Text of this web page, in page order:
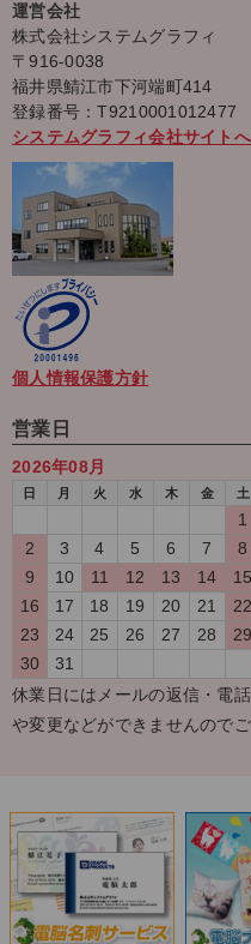
運営会社
株式会社システムグラフィ
〒916-0038
福井県鯖江市下河端町414
登録番号：T9210001012477
システムグラフィ会社サイト
個人情報保護方針
営業日
2026年08月
日 月 火 水 木 金 土
1
2
3 4 5 6 7
8
9
10 11 12 13 14
15
16
17 18 19 20 21
22
23
24 25 26 27 28
29
30
31
休業日にはメールの返信・電
や変更などができませんのでご